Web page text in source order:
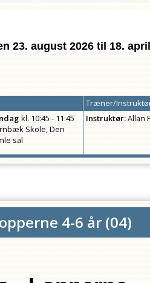
23. august 2026 til 18.
Træner/
kl. 10:45 - 11:45
Skole, Den
sal
Instruktør:Allan
4-6 år (04)